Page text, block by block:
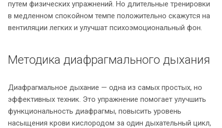
путем физических упражнений. Но длительные тренировки
в медленном спокойном темпе положительно скажутся на
вентиляции легких и улучшат психоэмоциональный фон.
Методика диафрагмального дыхания
Диафрагмальное дыхание — одна из самых простых, но
эффективных техник. Это упражнение помогает улучшить
функциональность диафрагмы, повысить уровень
насыщения крови кислородом за один дыхательный цикл,